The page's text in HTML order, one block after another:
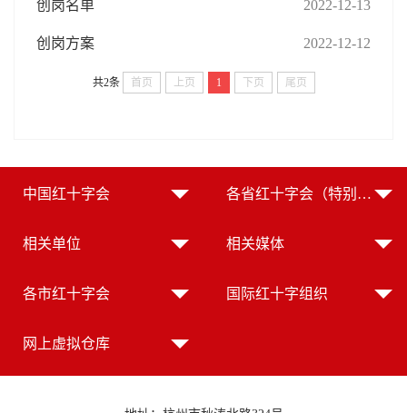
创岗名单 2022-12-13
创岗方案 2022-12-12
共2条 首页 上页 1 下页 尾页
中国红十字会 各省红十字会（特别行政区红十字会）
相关单位 相关媒体
各市红十字会 国际红十字组织
网上虚拟仓库